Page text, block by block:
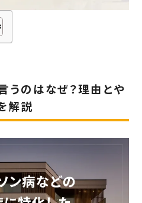
の医療体制
知症ケア
ビリ・トレーニング
しい食事・水・空気
ント・アクティビティ
からの評価
SUPERCOURT
パー・コートとは
パーコートのサービス
うのはなぜ？理由とや
解説